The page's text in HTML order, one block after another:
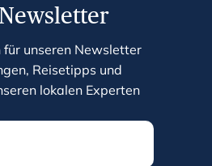
für unseren Newsletter
Reisetipps und
lokalen Experten